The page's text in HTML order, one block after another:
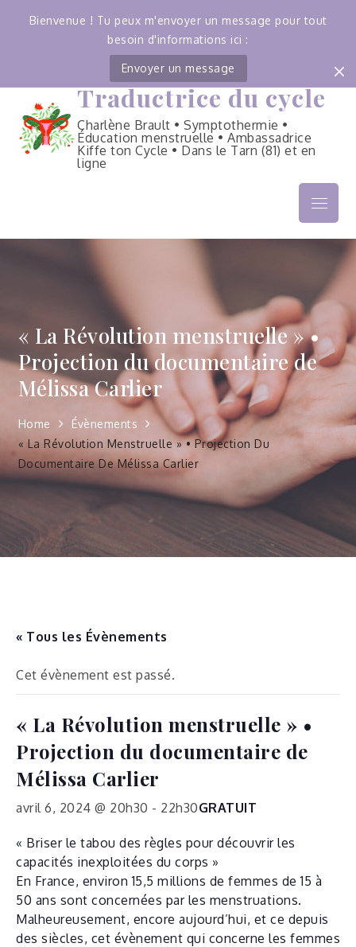
Bienvenue ! Tu peux m'envoyer un message pour tout
besoin d'informations ici :
Envoyer un message
content
Traductrice du cycle
Charlène Brault • Symptothermie •
Éducation menstruelle • Ambassadrice
Kiffe ton Cycle • Dans le Tarn (81) et en
ligne
Menu
« La Révolution menstruelle » •
Projection du documentaire de
Mélissa Carlier
Home
Évènements
« La Révolution Menstruelle » • Projection Du
Documentaire De Mélissa Carlier
« Tous les Évènements
Cet évènement est passé.
« La Révolution menstruelle » •
Projection du documentaire de
Mélissa Carlier
avril 6, 2024 @ 20h30 - 22h30GRATUIT
« Briser le tabou des règles pour découvrir les
capacités inexploitées du corps »
En France, environ 15,5 millions de femmes de 15 à
50 ans sont concernées par les menstruations.
Malheureusement, encore aujourd’hui, et ce depuis
des siècles, cet évènement qui concerne les femmes